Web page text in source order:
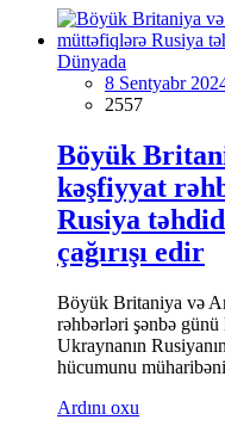
Dünyada
8 Sentyabr
2557
Böyük
kəşfiyyat
Rusiya
çağırışı edir
Böyük Britaniya və
rəhbərləri şənbə
Ukraynanın
hücumunu
Ardını oxu